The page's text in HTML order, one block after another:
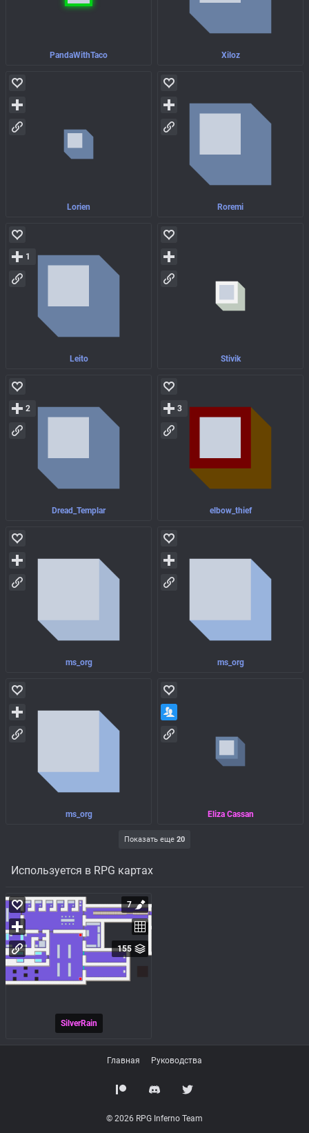
PandaWithTaco Xiloz
Lorien Roremi
Leito
1
Stivik
Dread_Templar
2
elbow_thief
3
ms_org ms_org
ms_org Eliza Cassan
Показать еще 20
Используется в RPG картах
SilverRain
7
155
Главная Руководства
© 2026 RPG Inferno Team